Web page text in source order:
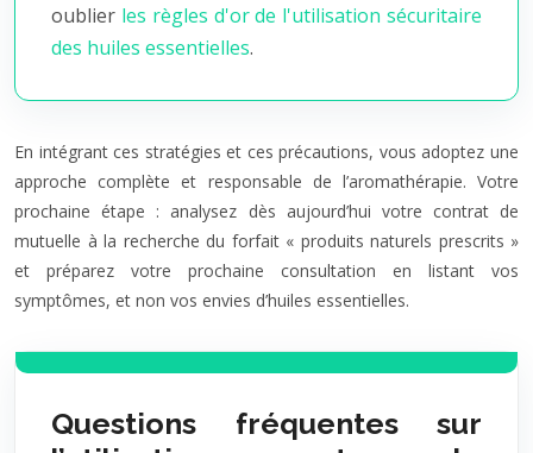
oublier les règles d'or de l'utilisation sécuritaire
des huiles essentielles.
En intégrant ces stratégies et ces précautions, vous adoptez une
approche complète et responsable de l’aromathérapie. Votre
prochaine étape : analysez dès aujourd’hui votre contrat de
mutuelle à la recherche du forfait « produits naturels prescrits »
et préparez votre prochaine consultation en listant vos
symptômes, et non vos envies d’huiles essentielles.
Questions fréquentes sur